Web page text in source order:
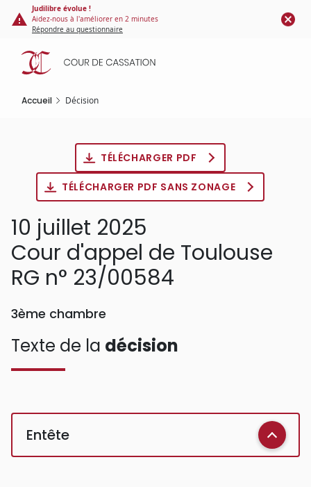
Panneau de gestion des cookies
contenu
principal
Judilibre évolue !
Aidez-nous à l'améliorer en 2 minutes
Répondre au questionnaire
Accueil Décision
TÉLÉCHARGER PDF
TÉLÉCHARGER PDF SANS ZONAGE
10 juillet 2025
Cour d'appel de Toulouse
RG n° 23/00584
3ème chambre
Texte de la décision
Entête